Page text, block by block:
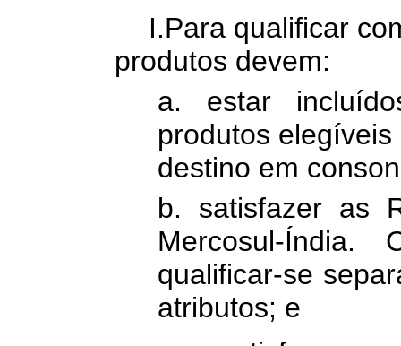
I.Para qualificar
produtos devem:
a. estar
produtos
destino em
b. satisfazer as
Mercosul-Índia.
qualificar-se
atributos; e